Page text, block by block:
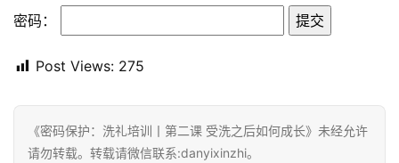
主
崇
题
密码：
Post Views: 275
《密码保护：洗礼培训丨第二课 受洗之后如何成长》未经允许
请勿转载。转载请微信联系:danyixinzhi。